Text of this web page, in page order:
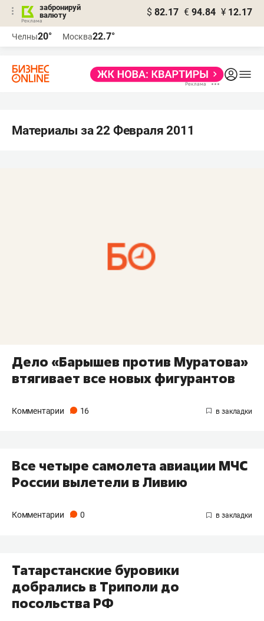
забронируй
валюту
$ 82.17 € 94.84 ¥ 12.17
Челны20° Москва22.7°
Материалы за 22 Февраля 2011
Дело «Барышев против Муратова»
втягивает все новых фигурантов
Комментарии 16
Все четыре самолета авиации МЧС
России вылетели в Ливию
Комментарии 0
Татарстанские буровики
добрались в Триполи до
посольства РФ